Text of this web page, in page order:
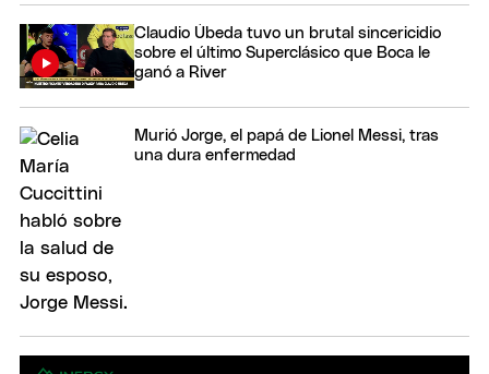
Claudio Úbeda tuvo un brutal sincericidio
sobre el último Superclásico que Boca le
ganó a River
Murió Jorge, el papá de Lionel Messi, tras
una dura enfermedad